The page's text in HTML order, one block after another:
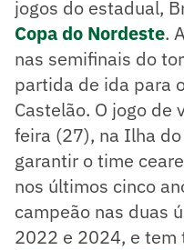
jogos do estadual,
Copa do Nordeste.
nas semifinais do
partida de ida para
Castelão. O jogo de
feira (27), na Ilha
garantir o time
nos últimos cinco
campeão nas duas
2022 e 2024, e tem